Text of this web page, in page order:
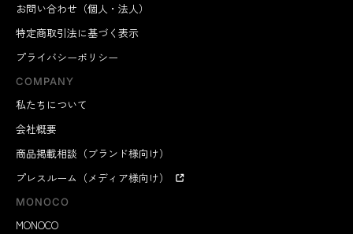
お問い合わせ（個人・法人）
特定商取引法に基づく表示
プライバシーポリシー
COMPANY
私たちについて
会社概要
商品掲載相談（ブランド様向け）
プレスルーム（メディア様向け）
MONOCO
MONOCO